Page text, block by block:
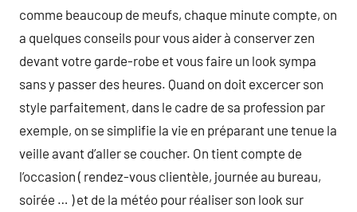
comme beaucoup de meufs, chaque minute compte, on
a quelques conseils pour vous aider à conserver zen
devant votre garde-robe et vous faire un look sympa
sans y passer des heures. Quand on doit excercer son
style parfaitement, dans le cadre de sa profession par
exemple, on se simplifie la vie en préparant une tenue la
veille avant d’aller se coucher. On tient compte de
l’occasion ( rendez-vous clientèle, journée au bureau,
soirée … ) et de la météo pour réaliser son look sur